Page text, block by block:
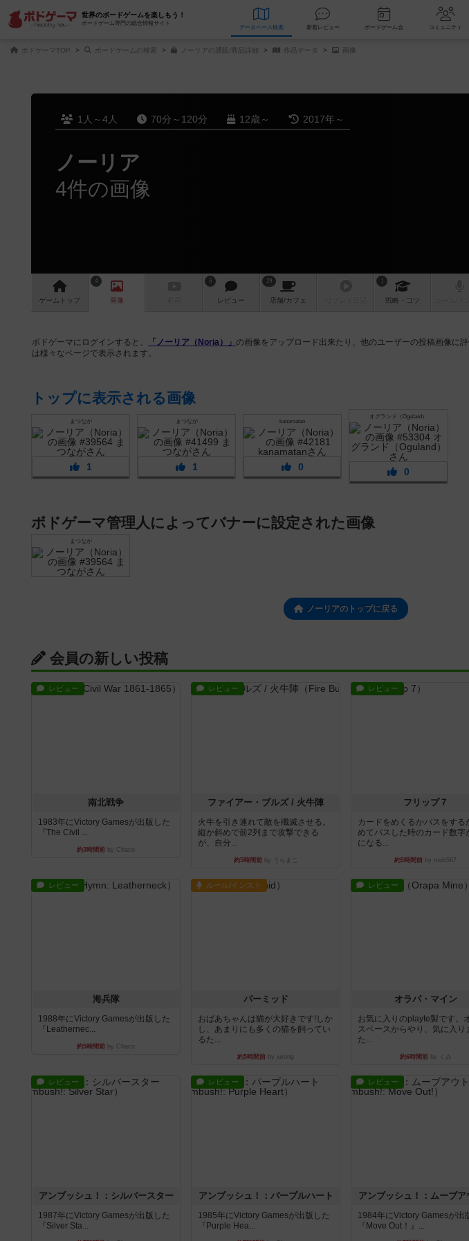
世界のボードゲームを楽しもう！
ボードゲーム専門の総合情報サイト
データベース 検索 新着レビュー ボードゲーム会
ボドゲーマTOP ボードゲームの検索 ノーリアの通販/商品詳細 作品データ 画像
1人～4人 70分～120分 12歳～ 2017年～
ノーリア
4件の画像
ゲーム トップ
4
画像
6
レビュー
29
店舗/カフェ
1
戦略 ・コツ
ボドゲーマにログインすると、 「ノーリア（Noria）」 の画像をアップロード出来たり、他のユーザーの投稿画像に
は様々なページで表示されます。
トップに表示される画像
まつなが
1
まつなが
1
kanamatan
0
オグランド（Oguland）
0
ボドゲーマ管理人によってバナーに設定された画像
まつなが
ノーリアのトップに戻る
会員の新しい投稿
レビュー
南北戦争
1983年にVictory Gamesが出版した
『The Civil ...
約3時間前 by Chaco
レビュー
ファイアー・ブルズ / 火牛陣
火牛を引き連れて敵を殲滅させる。
縦か斜めで前2列まで攻撃できる
が、自分...
約5時間前by うらまこ
レビュー
フリップ７
カードをめくるかパスをする
めてパスした時のカード数字
になる...
約5時間前 by mob567
レビュー
海兵隊
1988年にVictory Gamesが出版した
『Leathernec...
約5時間前 by Chaco
ルール/インスト
パーミッド
おばあちゃんは猫が大好きです!しか
し、あまりにも多くの猫を飼ってい
るた...
約5時間前 by jurong
レビュー
オラパ・マイン
お気に入りのplayte製です。
スペースからやり、気に入り
た...
約6時間前by くみ
レビュー
アンブッシュ！：シルバースター
1987年にVictory Gamesが出版した
『Silver Sta...
レビュー
アンブッシュ！：パープルハート
1985年にVictory Gamesが出版した
『Purple Hea...
レビュー
アンブッシュ！：ムーブア
1984年にVictory Gamesが出
『Move Out！』...